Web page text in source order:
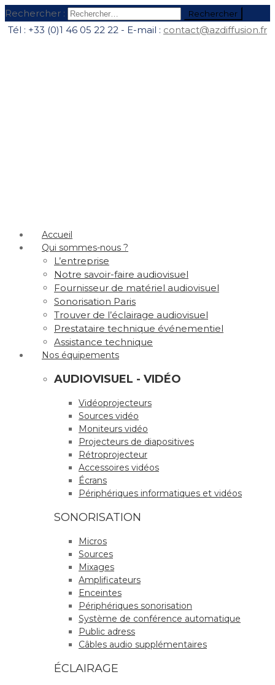
Rechercher :
Tél : +33 (0)1 46 05 22 22 - E-mail : contact@azdiffusion.fr
Accueil
Qui sommes-nous ?
L’entreprise
Notre savoir-faire audiovisuel
Fournisseur de matériel audiovisuel
Sonorisation Paris
Trouver de l’éclairage audiovisuel
Prestataire technique événementiel
Assistance technique
Nos équipements
AUDIOVISUEL - VIDÉO
Vidéoprojecteurs
Sources vidéo
Moniteurs vidéo
Projecteurs de diapositives
Rétroprojecteur
Accessoires vidéos
Écrans
Périphériques informatiques et vidéos
SONORISATION
Micros
Sources
Mixages
Amplificateurs
Enceintes
Périphériques sonorisation
Système de conférence automatique
Public adress
Câbles audio supplémentaires
ÉCLAIRAGE